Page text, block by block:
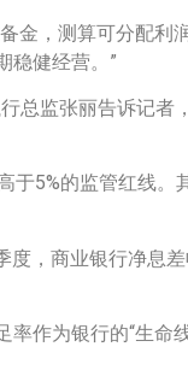
金，测算可分配利
稳健经营。”
总监张丽告诉记
5%的监管红线。
，商业银行净息
作为银行的“生命